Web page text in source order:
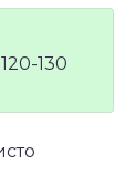
130